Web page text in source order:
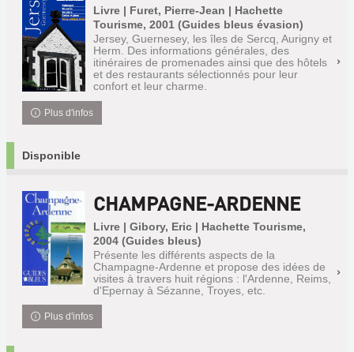
Livre | Furet, Pierre-Jean | Hachette
Tourisme, 2001 (Guides bleus évasion)
Jersey, Guernesey, les îles de Sercq, Aurigny et
Herm. Des informations générales, des
itinéraires de promenades ainsi que des hôtels
et des restaurants sélectionnés pour leur
confort et leur charme.
Plus d'infos
Disponible
CHAMPAGNE-ARDENNE
Livre | Gibory, Eric | Hachette Tourisme,
2004 (Guides bleus)
Présente les différents aspects de la
Champagne-Ardenne et propose des idées de
visites à travers huit régions : l'Ardenne, Reims,
d'Epernay à Sézanne, Troyes, etc.
Plus d'infos